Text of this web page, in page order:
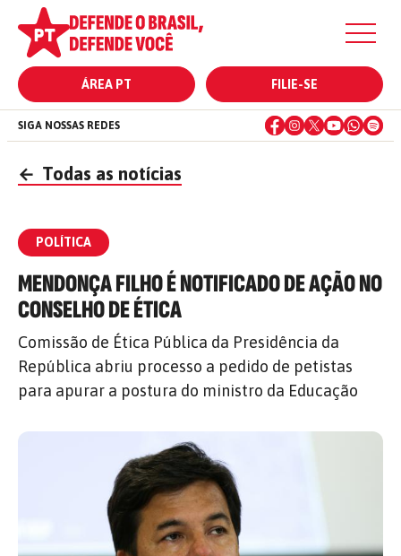
ÁREA PT FILIE-SE
SIGA NOSSAS REDES
← Todas as notícias
POLÍTICA
MENDONÇA FILHO É NOTIFICADO DE AÇÃO NO
CONSELHO DE ÉTICA
Comissão de Ética Pública da Presidência da
República abriu processo a pedido de petistas
para apurar a postura do ministro da Educação